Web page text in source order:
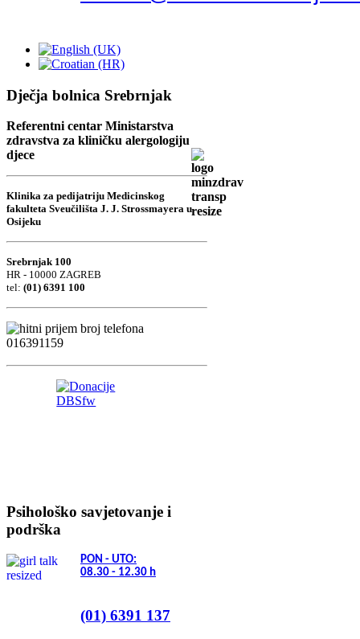
Dječja bolnica Srebrnjak
Referentni centar Ministarstva
zdravstva za kliničku alergologiju
djece
Klinika za pedijatriju Medicinskog
fakulteta Sveučilišta J. J. Strossmayera u
Osijeku
Srebrnjak 100
HR - 10000 ZAGREB
tel: (01) 6391 100
Psihološko savjetovanje i
podrška
PON - UTO:
08.30 - 12.30 h
(01) 6391 137